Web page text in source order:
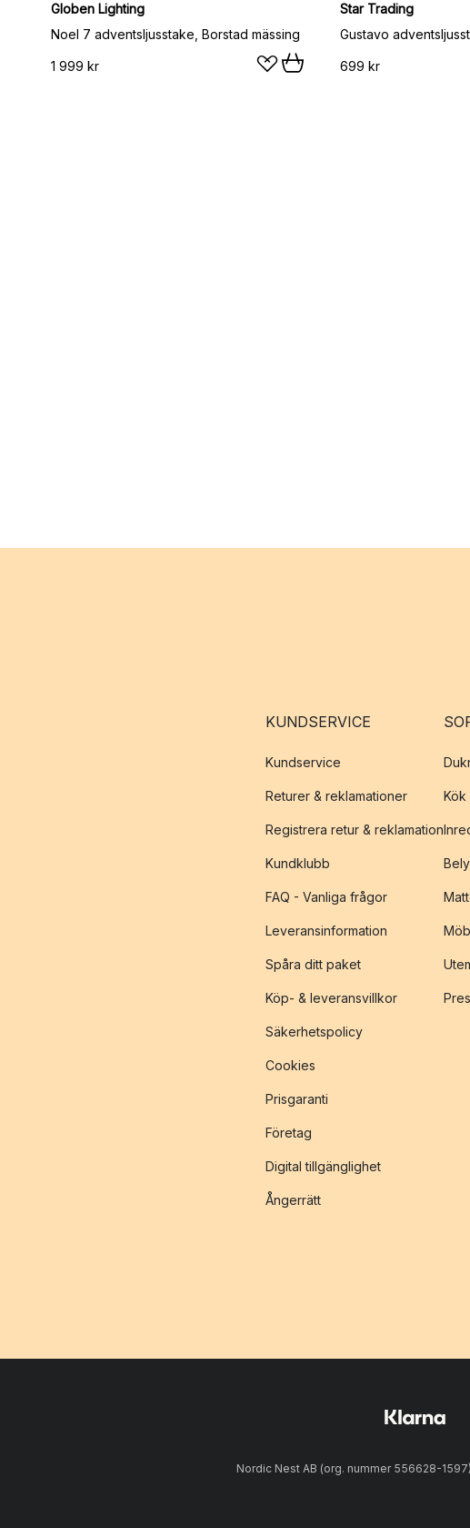
Globen Lighting
Noel 7 adventsljusstake, Borstad mässing
1 999 kr
Star Trading
Gustavo
699 kr
KUNDSERVICE
Kundservice
Returer & reklamationer
Registrera retur & reklamation
Kundklubb
FAQ - Vanliga frågor
Leveransinformation
Spåra ditt paket
Köp- & leveransvillkor
Säkerhetspolicy
Cookies
Prisgaranti
Företag
Digital tillgänglighet
Ångerrätt
Kök
Nordic Nest AB (org. nummer 556628-